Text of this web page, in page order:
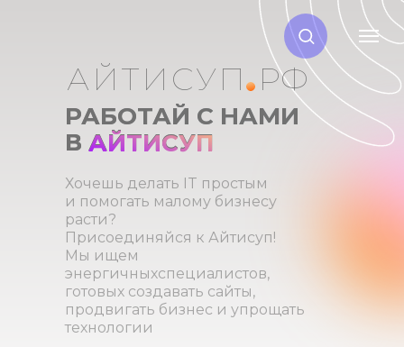
АЙТИСУП.РФ
РАБОТАЙ С НАМИ
В АЙТИСУП
АЙТИСУП
Хочешь делать IT простым
и помогать малому бизнесу
расти?
Присоединяйся к Айтисуп!
Мы ищем
энергичныхспециалистов,
готовых создавать сайты,
продвигать бизнес и упрощать
технологии